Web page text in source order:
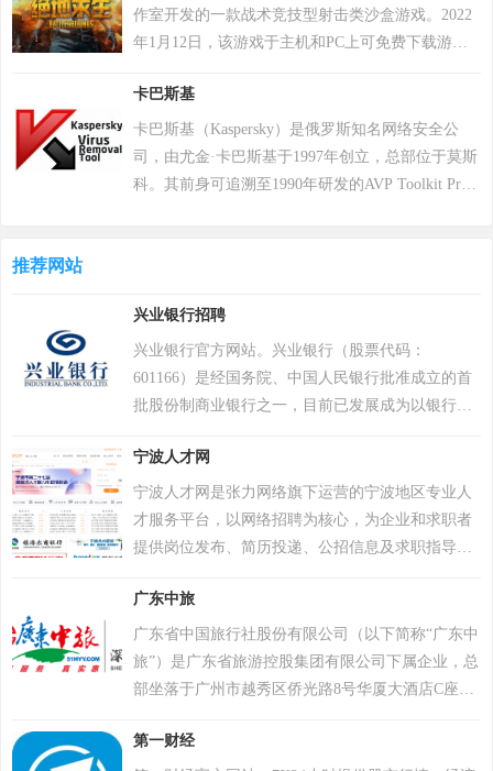
企业、厂商通过网络营销的方式宣传企业产品或服
务，获得更多商机。
作室开发的一款战术竞技型射击类沙盒游戏。2022
年1月12日，该游戏于主机和PC上可免费下载游
资源，并在不断缩小的安全区域内对抗其他玩家，
让自己生存到最后 。 游戏《绝地求生》除获得G-
STAR最高奖项总统奖以及其他五项大奖，且打破了
7项吉尼斯纪录。 2018年8月9日，《绝地求生》官
求生》将于12月8日登陆 Epic 游戏商城。自2024年1
月1日起，《绝地求生》不再支持所有使用Windows
7、Windows 8和Windows 8.1操作系统的PC平台。
2024年2月26日，PCL 赛事官方宣布，《PUBG》
年12月，入选Steam2025年热门游戏榜单年度热门游
戏榜、年度畅销榜。
卡巴斯基
卡巴斯基（Kaspersky）是俄罗斯知名网络安全公
司，由尤金·卡巴斯基于1997年创立，总部位于莫斯
科。其前身可追溯至1990年研发的AVP Toolkit Pro
个人防护、企业安全及工业控制系统，2017年推出
自主研发的安全操作系统，2022年“安全远程工作空
间”获世界互联网领先科技成果。因地缘政治影响，
2017年起被美国政府禁用，2024年6月遭全面封禁后
景，2019年品牌升级后聚焦全球化战略，在中国等
重点市场保持合作，曾中标中央政府采购项目并获
2023年世界互联网大会科技奖。
推荐网站
兴业银行招聘
兴业银行官方网站。兴业银行（股票代码：
601166）是经国务院、中国人民银行批准成立的首
批股份制商业银行之一，目前已发展成为以银行为
理、消费金融、理财、数字金融、研究咨询等在内
的现代综合金融服务集团，不断完善覆盖境内境
外、线上线下的多元化服务网络，已成为国内系统
重要性银行。
宁波人才网
宁波人才网是张力网络旗下运营的宁波地区专业人
才服务平台，以网络招聘为核心，为企业和求职者
提供岗位发布、简历投递、公招信息及求职指导服
解决方案，强化"以人为本"理念与团队协作机制。
该平台被纳入宁波市人力资源服务体系，与浙江人
才网、宁波人社局官网等官方平台并列展示，并嵌
入宁波市人力资源综合服务平台小程序。通过友情
报名、事业单位招聘等公共服务职能。持续优化雇
主服务和移动端功能，参与区域人才市场建设。
广东中旅
广东省中国旅行社股份有限公司（以下简称“广东中
旅”）是广东省旅游控股集团有限公司下属企业，总
部坐落于广州市越秀区侨光路8号华厦大酒店C座9
股份有限公司。广东中旅以旅游为主业，业务多
第一财经